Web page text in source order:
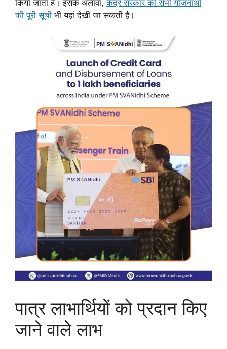
किया जाता है। इसके अलावा,केंद्र सरकार की सभी योजनाओं
की पूरी सूची भी यहां देखी जा सकती है।
पात्र लाभार्थियों को प्रदान किए
जाने वाले लाभ